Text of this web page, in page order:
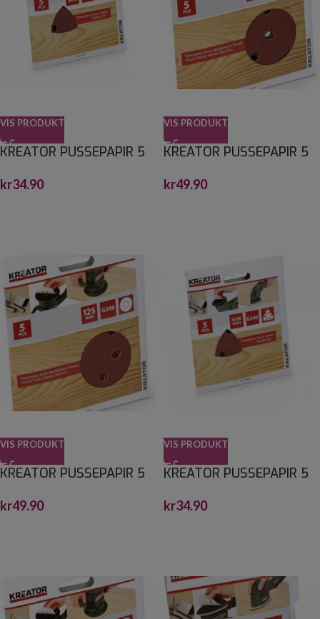
VIS PRODUKT
KREATOR PUSSEPAPIR 5
90 X 90
kr34.90
VIS PRODUKT
KREATOR PUSSEPAPIR 5
Ø:125M
kr49.90
VIS PRODUKT
KREATOR PUSSEPAPIR 5
EKSENTERSLIPER Ø:125M
kr49.90
VIS PRODUKT
KREATOR PUSSEPAPIR 5
90 X 90
kr34.90